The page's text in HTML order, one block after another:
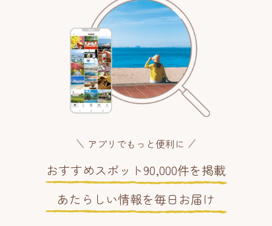
アプリでもっと便利に
おすすめスポット90,000件を掲載
あたらしい情報を毎日お届け